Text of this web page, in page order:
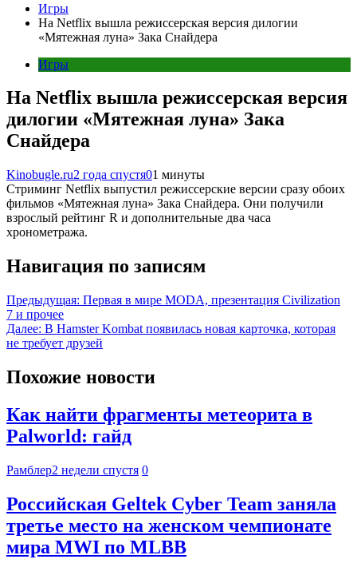
Игры
На Netflix вышла режиссерская версия дилогии
«Мятежная луна» Зака Снайдера
Игры
На Netflix вышла режиссерская версия
дилогии «Мятежная луна» Зака
Снайдера
Kinobugle.ru2 года спустя01 минуты
Стриминг Netflix выпустил режиссерские версии сразу обоих
фильмов «Мятежная луна» Зака Снайдера. Они получили
взрослый рейтинг R и дополнительные два часа
хронометража.
Навигация по записям
Предыдущая: Первая в мире MODA, презентация Civilization
7 и прочее
Далее: В Hamster Kombat появилась новая карточка, которая
не требует друзей
Похожие новости
Как найти фрагменты метеорита в
Palworld: гайд
Рамблер2 недели спустя 0
Российская Geltek Cyber Team заняла
третье место на женском чемпионате
мира MWI по MLBB